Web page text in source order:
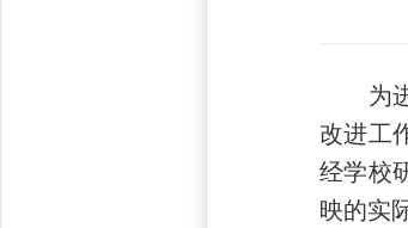
为进
改进工
经学校
映的实